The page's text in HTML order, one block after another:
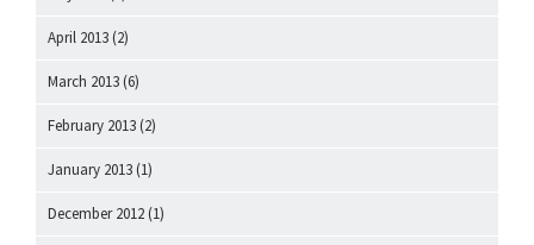
April 2013 (2)
March 2013 (6)
February 2013 (2)
January 2013 (1)
December 2012 (1)